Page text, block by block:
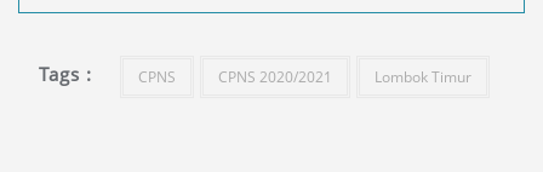
Tags : CPNS CPNS 2020/2021 Lombok Timur